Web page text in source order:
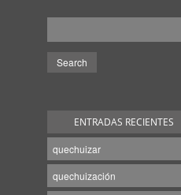
ENTRADAS RECIENTES
quechuizar
quechuización